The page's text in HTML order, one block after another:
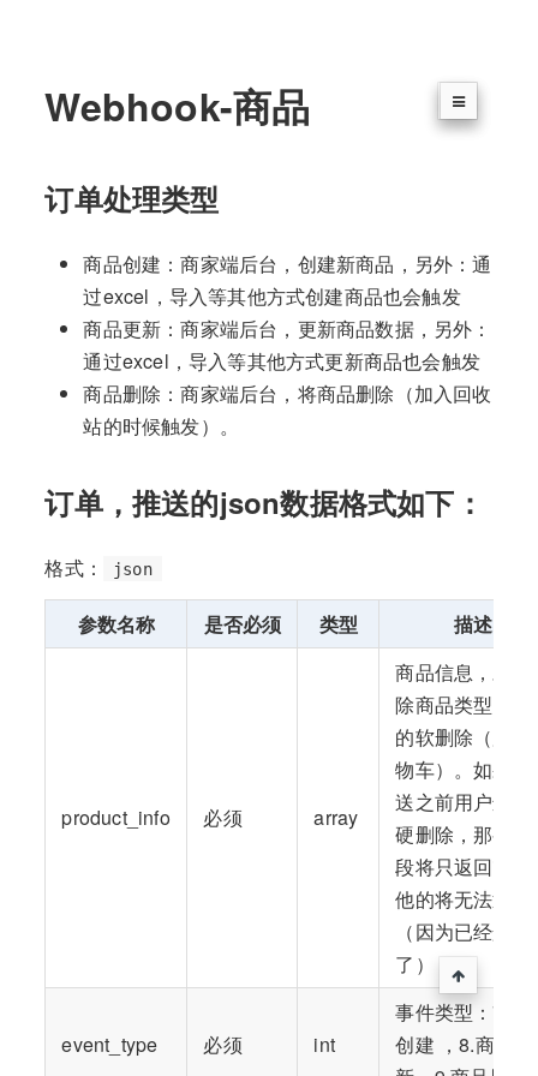
Webhook-商品
订单处理类型
商品创建：商家端后台，创建新商品，另外：通
过excel，导入等其他方式创建商品也会触发
商品更新：商家端后台，更新商品数据，另外：
通过excel，导入等其他方式更新商品也会触发
商品删除：商家端后台，将商品删除（加入回收
站的时候触发）。
订单，推送的json数据格式如下：
格式： json
参数名称 是否必须 类型 描述
product_info 必须 array
商品信息，对于
除商品类型，对
的软删除（加入
物车）。如果在
送之前用户进行
硬删除，那么该
段将只返回id，
他的将无法返回
（因为已经删除
了）
event_type 必须 int
事件类型：7.商
创建 ，8.商品更